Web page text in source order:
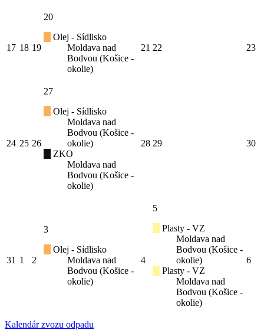
17 18 19
20
Olej - Sídlisko
Moldava nad
Bodvou (Košice -
okolie)
21 22 23
24 25 26
27
Olej - Sídlisko
Moldava nad
Bodvou (Košice -
okolie)
ZKO
Moldava nad
Bodvou (Košice -
okolie)
28 29 30
31 1 2
3
Olej - Sídlisko
Moldava nad
Bodvou (Košice -
okolie)
4
5
Plasty - VZ
Moldava nad
Bodvou (Košice -
okolie)
Plasty - VZ
Moldava nad
Bodvou (Košice -
okolie)
6
Kalendár zvozu odpadu